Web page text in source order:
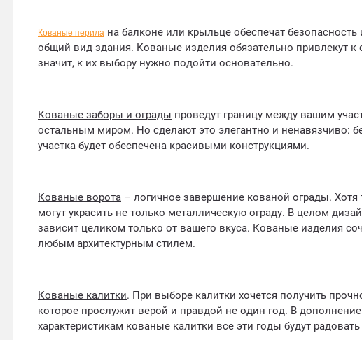
Кованые перила на балконе или крыльце обеспечат безопасность
общий вид здания. Кованые изделия обязательно привлекут к
значит, к их выбору нужно подойти основательно.
Кованые заборы и ограды проведут границу между вашим
остальным миром. Но сделают это элегантно и ненавязчиво:
участка будет обеспечена красивыми конструкциями.
Кованые ворота – логичное завершение кованой ограды. Хотя
могут украсить не только металлическую ограду. В целом
зависит целиком только от вашего вкуса. Кованые изделия
любым архитектурным стилем.
Кованые калитки. При выборе калитки хочется получить
которое прослужит верой и правдой не один год. В
характеристикам кованые калитки все эти годы будут радовать